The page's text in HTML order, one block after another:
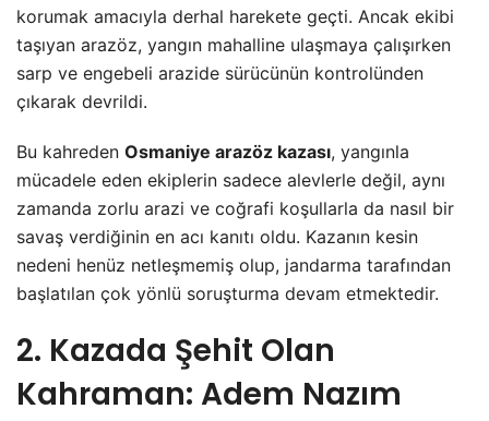
korumak amacıyla derhal harekete geçti. Ancak ekibi
taşıyan arazöz, yangın mahalline ulaşmaya çalışırken
sarp ve engebeli arazide sürücünün kontrolünden
çıkarak devrildi.
Bu kahreden Osmaniye arazöz kazası, yangınla
mücadele eden ekiplerin sadece alevlerle değil, aynı
zamanda zorlu arazi ve coğrafi koşullarla da nasıl bir
savaş verdiğinin en acı kanıtı oldu. Kazanın kesin
nedeni henüz netleşmemiş olup, jandarma tarafından
başlatılan çok yönlü soruşturma devam etmektedir.
2. Kazada Şehit Olan
Kahraman: Adem Nazım